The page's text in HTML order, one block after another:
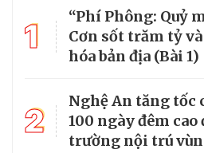
1
“Phí Phông: Quỷ
Cơn sốt trăm tỷ
hóa bản địa (Bài 1)
2
Nghệ An tăng tốc
100 ngày đêm
trường nội trú